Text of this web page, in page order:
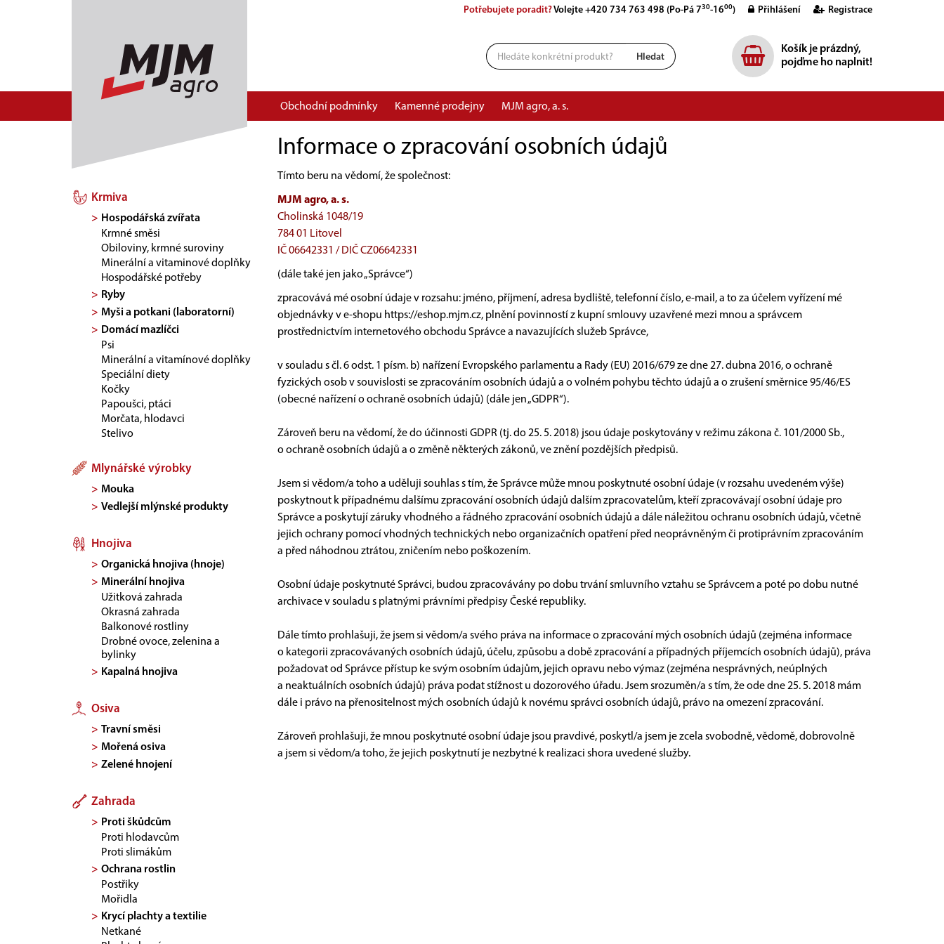
Potřebujete poradit?Volejte +420 734 763 498 (Po-Pá 730-1600) Přihlášení Registrace
Hledat
Košík je prázdný,
pojďme ho naplnit!
Obchodní podmínky Kamenné prodejny MJM agro, a. s.
Krmiva
Hospodářská zvířata
Krmné směsi
Obiloviny, krmné suroviny
Minerální a vitaminové doplňky
Hospodářské potřeby
Ryby
Myši a potkani (laboratorní)
Domácí mazlíčci
Psi
Minerální a vitamínové doplňky
Speciální diety
Kočky
Papoušci, ptáci
Morčata, hlodavci
Stelivo
Mlynářské výrobky
Mouka
Vedlejší mlýnské produkty
Hnojiva
Organická hnojiva (hnoje)
Minerální hnojiva
Užitková zahrada
Okrasná zahrada
Balkonové rostliny
Drobné ovoce, zelenina a
bylinky
Kapalná hnojiva
Osiva
Travní směsi
Mořená osiva
Zelené hnojení
Zahrada
Proti škůdcům
Proti hlodavcům
Proti slimákům
Ochrana rostlin
Postřiky
Mořidla
Krycí plachty a textilie
Netkané
Informace o zpracování osobních údajů
Tímto beru na vědomí, že společnost:
MJM agro, a. s.
Cholinská 1048/19
784 01 Litovel
IČ 06642331 / DIČ CZ06642331
(dále také jen jako „Správce“)
zpracovává mé osobní údaje v rozsahu: jméno, příjmení, adresa bydliště, telefonní číslo, e-mail, a to za účelem vyřízení mé
objednávky v e-shopu https://eshop.mjm.cz, plnění povinností z kupní smlouvy uzavřené mezi mnou a správcem
prostřednictvím internetového obchodu Správce a navazujících služeb Správce,
v souladu s čl. 6 odst. 1 písm. b) nařízení Evropského parlamentu a Rady (EU) 2016/679 ze dne 27. dubna 2016, o ochraně
fyzických osob v souvislosti se zpracováním osobních údajů a o volném pohybu těchto údajů a o zrušení směrnice 95/46/ES
(obecné nařízení o ochraně osobních údajů) (dále jen „GDPR“).
Zároveň beru na vědomí, že do účinnosti GDPR (tj. do 25. 5. 2018) jsou údaje poskytovány v režimu zákona č. 101/2000 Sb.,
o ochraně osobních údajů a o změně některých zákonů, ve znění pozdějších předpisů.
Jsem si vědom/a toho a uděluji souhlas s tím, že Správce může mnou poskytnuté osobní údaje (v rozsahu uvedeném výše)
poskytnout k případnému dalšímu zpracování osobních údajů dalším zpracovatelům, kteří zpracovávají osobní údaje pro
Správce a poskytují záruky vhodného a řádného zpracování osobních údajů a dále náležitou ochranu osobních údajů, včetně
jejich ochrany pomocí vhodných technických nebo organizačních opatření před neoprávněným či protiprávním zpracováním
a před náhodnou ztrátou, zničením nebo poškozením.
Osobní údaje poskytnuté Správci, budou zpracovávány po dobu trvání smluvního vztahu se Správcem a poté po dobu nutné
archivace v souladu s platnými právními předpisy České republiky.
Dále tímto prohlašuji, že jsem si vědom/a svého práva na informace o zpracování mých osobních údajů (zejména informace
o kategorii zpracovávaných osobních údajů, účelu, způsobu a době zpracování a případných příjemcích osobních údajů), práva
požadovat od Správce přístup ke svým osobním údajům, jejich opravu nebo výmaz (zejména nesprávných, neúplných
a neaktuálních osobních údajů) práva podat stížnost u dozorového úřadu. Jsem srozuměn/a s tím, že ode dne 25. 5. 2018 mám
dále i právo na přenositelnost mých osobních údajů k novému správci osobních údajů, právo na omezení zpracování.
Zároveň prohlašuji, že mnou poskytnuté osobní údaje jsou pravdivé, poskytl/a jsem je zcela svobodně, vědomě, dobrovolně
a jsem si vědom/a toho, že jejich poskytnutí je nezbytné k realizaci shora uvedené služby.